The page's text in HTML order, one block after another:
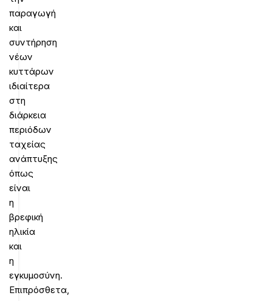
παραγωγή
και
συντήρηση
νέων
κυττάρων
ιδιαίτερα
στη
διάρκεια
περιόδων
ταχείας
ανάπτυξης
όπως
είναι
η
βρεφική
ηλικία
και
η
εγκυμοσύνη.
Επιπρόσθετα,